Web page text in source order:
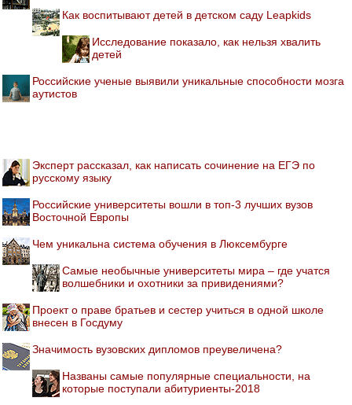
Как воспитывают детей в детском саду Leapkids
Исследование показало, как нельзя хвалить
детей
Российские ученые выявили уникальные способности мозга
аутистов
Эксперт рассказал, как написать сочинение на ЕГЭ по
русскому языку
Российские университеты вошли в топ-3 лучших вузов
Восточной Европы
Чем уникальна система обучения в Люксембурге
Самые необычные университеты мира – где учатся
волшебники и охотники за привидениями?
Проект о праве братьев и сестер учиться в одной школе
внесен в Госдуму
Значимость вузовских дипломов преувеличена?
Названы самые популярные специальности, на
которые поступали абитуриенты-2018